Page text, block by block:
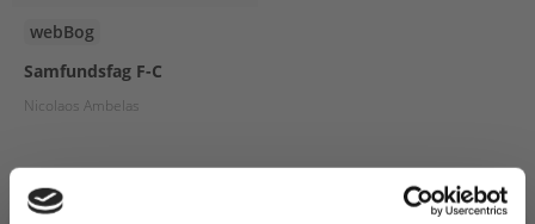
webBog
Samfundsfag F-C
Nicolaos Ambelas
Fra